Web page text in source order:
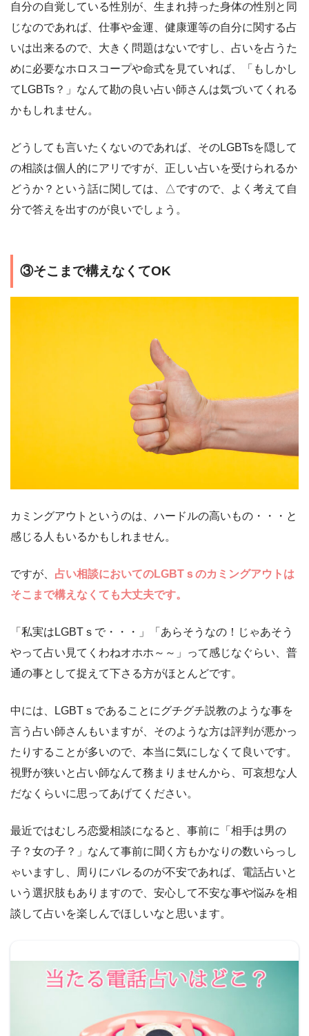
自分の自覚している性別が、生まれ持った身体の性別と同
じなのであれば、仕事や金運、健康運等の自分に関する占
いは出来るので、大きく問題はないですし、占いを占うた
めに必要なホロスコープや命式を見ていれば、「もしかし
てLGBTs？」なんて勘の良い占い師さんは気づいてくれる
かもしれません。
どうしても言いたくないのであれば、そのLGBTsを隠して
の相談は個人的にアリですが、正しい占いを受けられるか
どうか？という話に関しては、△ですので、よく考えて自
分で答えを出すのが良いでしょう。
③そこまで構えなくてOK
カミングアウトというのは、ハードルの高いもの・・・と
感じる人もいるかもしれません。
ですが、 占い相談においてのLGBTｓのカミングアウトは
そこまで構えなくても大丈夫です。
「私実はLGBTｓで・・・」「あらそうなの！じゃあそう
やって占い見てくわねオホホ～～」って感じなぐらい、普
通の事として捉えて下さる方がほとんどです。
中には、LGBTｓであることにグチグチ説教のような事を
言う占い師さんもいますが、そのような方は評判が悪かっ
たりすることが多いので、本当に気にしなくて良いです。
視野が狭いと占い師なんて務まりませんから、可哀想な人
だなくらいに思ってあげてください。
最近ではむしろ恋愛相談になると、事前に「相手は男の
子？女の子？」なんて事前に聞く方もかなりの数いらっし
ゃいますし、周りにバレるのが不安であれば、電話占いと
いう選択肢もありますので、安心して不安な事や悩みを相
談して占いを楽しんでほしいなと思います。